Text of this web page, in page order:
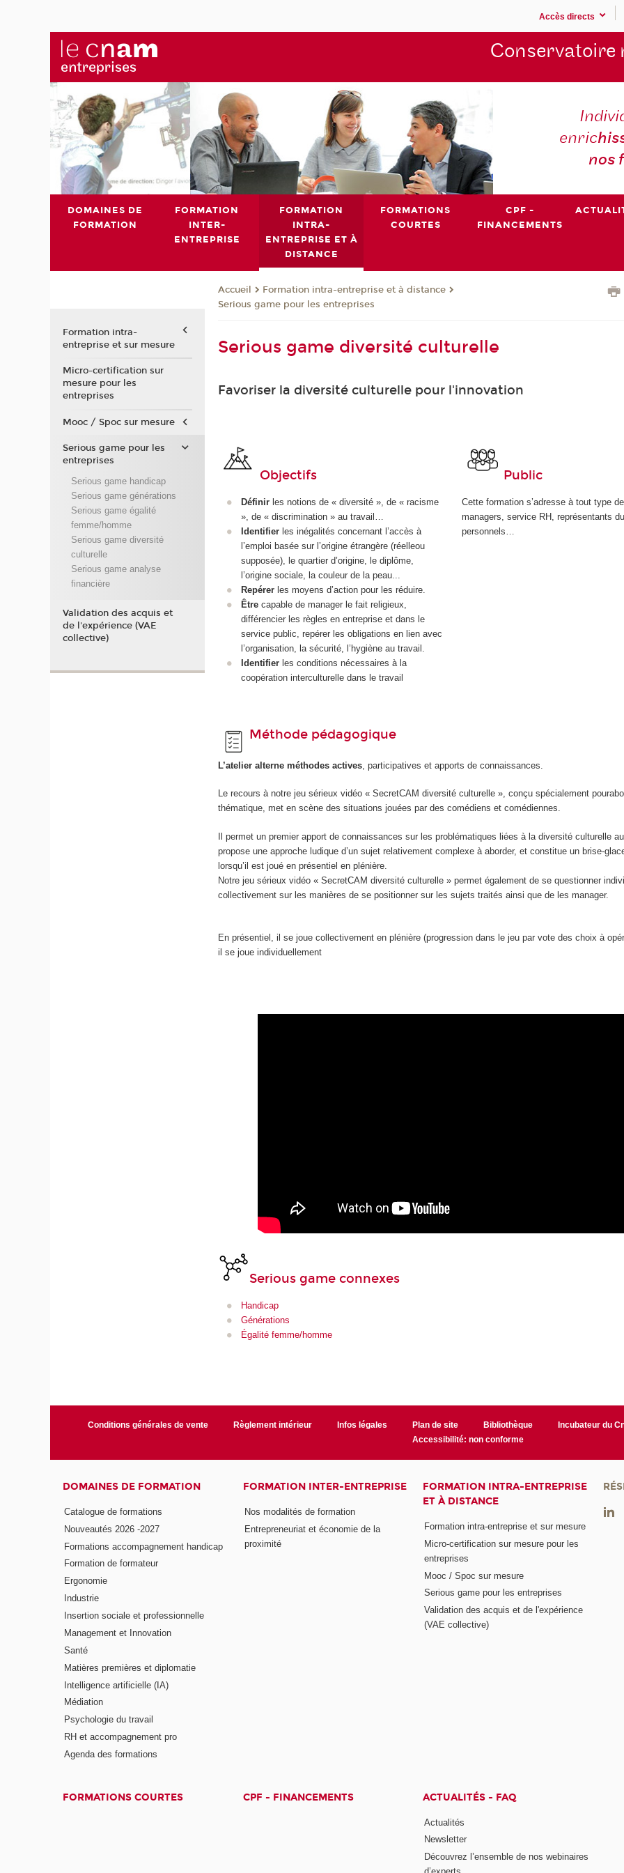
Accès directs
Conservatoire
enric
nos
DOMAINES DE
FORMATION
FORMATION
INTER-
ENTREPRISE
FORMATION
INTRA-
ENTREPRISE ET À
DISTANCE
FORMATIONS
COURTES
CPF -
FINANCEMENTS
Accueil
Formation intra-entreprise et à distance
Serious game pour les entreprises
Serious game diversité culturelle
Favoriser la diversité culturelle pour l'innovation
Objectifs
Définirles notions de « diversité », de « racisme
», de « discrimination » au travail…
Identifierles inégalités concernant l’accès à
l’emploi basée sur l’origine étrangère (réelleou
supposée), le quartier d’origine, le diplôme,
l’origine sociale, la couleur de la peau...
Repérerles moyens d’action pour les réduire.
Êtrecapable de manager le fait religieux,
différencier les règles en entreprise et dans le
service public, repérer les obligations en lien avec
l’organisation, la sécurité, l’hygiène au travail.
Identifierles conditions nécessaires à la
coopération interculturelle dans le travail
Public
Cette formation s’adresse à tout type
managers, service RH, représentants du
personnels…
Méthode pédagogique
L’atelier alterne méthodes actives , participatives et apports de connaissances.
Le recours à notre jeu sérieux vidéo « SecretCAM diversité culturelle », conçu spécialement
thématique, met en scène des situations jouées par des comédiens et comédiennes.
Il permet un premier apport de connaissances sur les problématiques liées à la diversité culturelle au
propose une approche ludique d’un sujet relativement complexe à aborder, et constitue un brise-
lorsqu’il est joué en présentiel en plénière.
Notre jeu sérieux vidéo « SecretCAM diversité culturelle » permet également de se questionner
collectivement sur les manières de se positionner sur les sujets traités ainsi que de les manager.
En présentiel, il se joue collectivement en plénière (progression dans le jeu par vote des choix à
il se joue individuellement
Serious game connexes
Handicap
Générations
Égalité femme/homme
Formation intra-
entreprise et sur mesure
Micro-certification sur
mesure pour les
entreprises
Mooc / Spoc sur mesure
Serious game pour les
entreprises
Serious game handicap
Serious game générations
Serious game égalité
femme/homme
Serious game diversité
culturelle
Serious game analyse
financière
Validation des acquis et
de l'expérience (VAE
collective)
Conditions générales de vente Règlement intérieur Infos légales Plan de site Bibliothèque Incubateur du
Accessibilité: non conforme
DOMAINES DE FORMATION
Catalogue de formations
Nouveautés 2026 -2027
Formations accompagnement handicap
Formation de formateur
Ergonomie
Industrie
Insertion sociale et professionnelle
Management et Innovation
Santé
Matières premières et diplomatie
Intelligence artificielle (IA)
Médiation
Psychologie du travail
RH et accompagnement pro
Agenda des formations
FORMATION INTER-ENTREPRISE
Nos modalités de formation
Entrepreneuriat et économie de la
proximité
FORMATION INTRA-ENTREPRISE
ET À DISTANCE
Formation intra-entreprise et sur mesure
Micro-certification sur mesure pour les
entreprises
Mooc / Spoc sur mesure
Serious game pour les entreprises
Validation des acquis et de l'expérience
(VAE collective)
FORMATIONS COURTES CPF - FINANCEMENTS ACTUALITÉS - FAQ
Actualités
Newsletter
Découvrez l’ensemble de nos webinaires